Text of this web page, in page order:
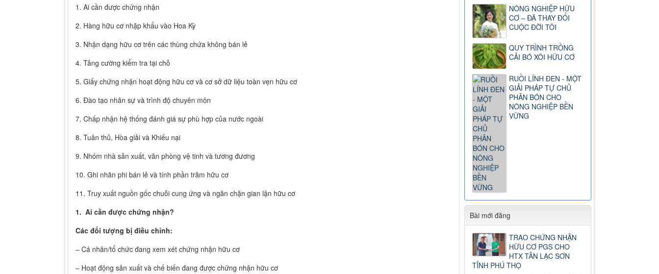
1. Ai cần được chứng nhận
2. Hàng hữu cơ nhập khẩu vào Hoa Kỳ
3. Nhận dạng hữu cơ trên các thùng chứa không bán lẻ
4. Tăng cường kiểm tra tại chỗ
5. Giấy chứng nhận hoạt động hữu cơ và cơ sở dữ liệu toàn vẹn hữu cơ
6. Đào tạo nhân sự và trình độ chuyên môn
7. Chấp nhận hệ thống đánh giá sự phù hợp của nước ngoài
8. Tuân thủ, Hòa giải và Khiếu nại
9. Nhóm nhà sản xuất, văn phòng vệ tinh và tương đương
10. Ghi nhãn phi bán lẻ và tính phần trăm hữu cơ
11. Truy xuất nguồn gốc chuỗi cung ứng và ngăn chặn gian lận hữu cơ
1. Ai cần được chứng nhận?
Các đối tượng bị điều chỉnh:
– Cá nhân/tổ chức đang xem xét chứng nhận hữu cơ
– Hoạt động sản xuất và chế biến đang được chứng nhận hữu cơ
NÔNG NGHIỆP HỮU
CƠ – ĐÃ THAY ĐỔI
CUỘC ĐỜI TÔI
QUY TRÌNH TRỒNG
CẢI BÓ XÔI HỮU CƠ
RUỒI LÍNH ĐEN - MỘT
GIẢI PHÁP TỰ CHỦ
PHÂN BÓN CHO
NÔNG NGHIỆP BỀN
VỮNG
Bài mới đăng
TRAO CHỨNG NHẬN
HỮU CƠ PGS CHO
HTX TÂN LẠC SƠN
TỈNH PHÚ THỌ